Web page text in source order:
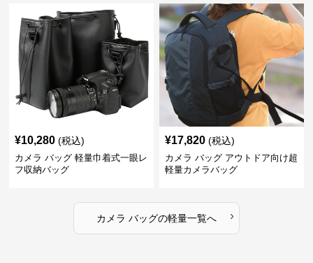
¥10,280 (税込)
カメラ バッグ 軽量巾着式一眼レ
フ収納バッグ
¥17,820 (税込)
カメラ バッグ アウトドア向け超
軽量カメラバッグ
カメラ バッグの軽量一覧へ ›